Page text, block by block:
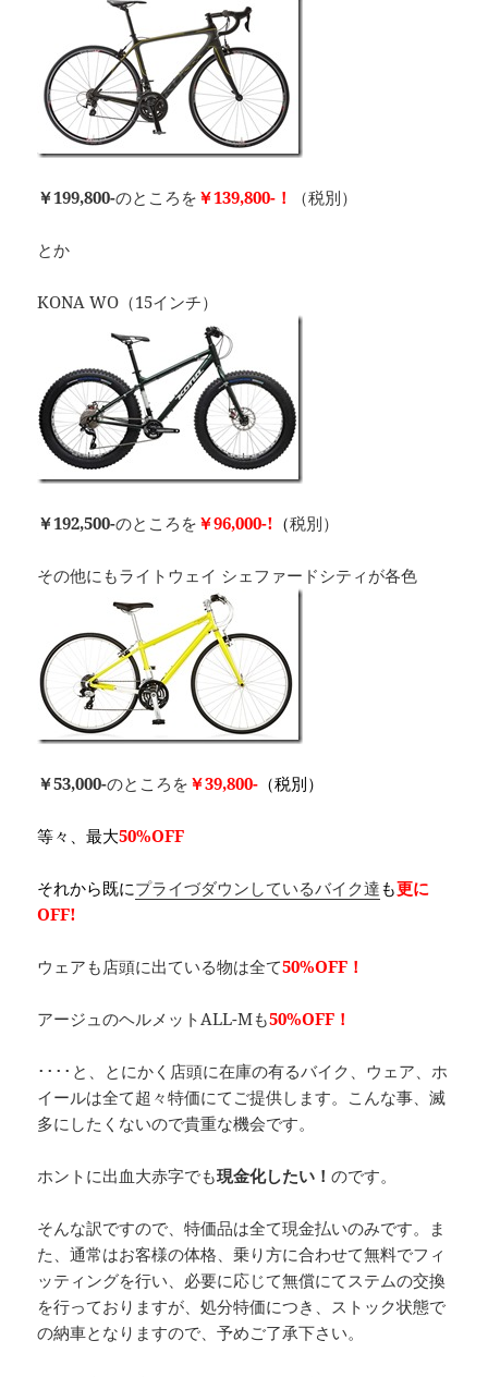
￥199,800-のところを ￥139,800-！ （税別）
とか
KONA WO（15インチ）
￥192,500-のところを ￥96,000-! （税別）
その他にもライトウェイ シェファードシティが各色
￥53,000-のところを ￥39,800- （税別）
等々、最大50%OFF
それから既にプライづダウンしているバイク達も更に
OFF!
ウェアも店頭に出ている物は全て50%OFF！
アージュのヘルメットALL-Mも50%OFF！
････と、とにかく店頭に在庫の有るバイク、ウェア、ホ
イールは全て超々特価にてご提供します。こんな事、滅
多にしたくないので貴重な機会です。
ホントに出血大赤字でも現金化したい！のです。
そんな訳ですので、特価品は全て現金払いのみです。ま
た、通常はお客様の体格、乗り方に合わせて無料でフィ
ッティングを行い、必要に応じて無償にてステムの交換
を行っておりますが、処分特価につき、ストック状態で
の納車となりますので、予めご了承下さい。